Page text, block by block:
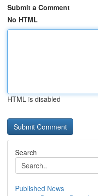
Submit a Comment
No HTML
HTML is disabled
Search
Published News